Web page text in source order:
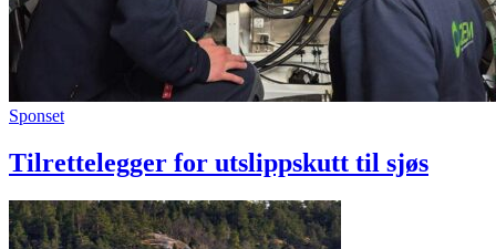
Sponset
Tilrettelegger for utslippskutt til sjøs